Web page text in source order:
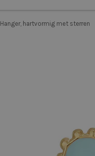
Hanger, hartvormig met sterren